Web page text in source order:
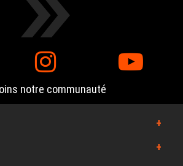
notre communauté